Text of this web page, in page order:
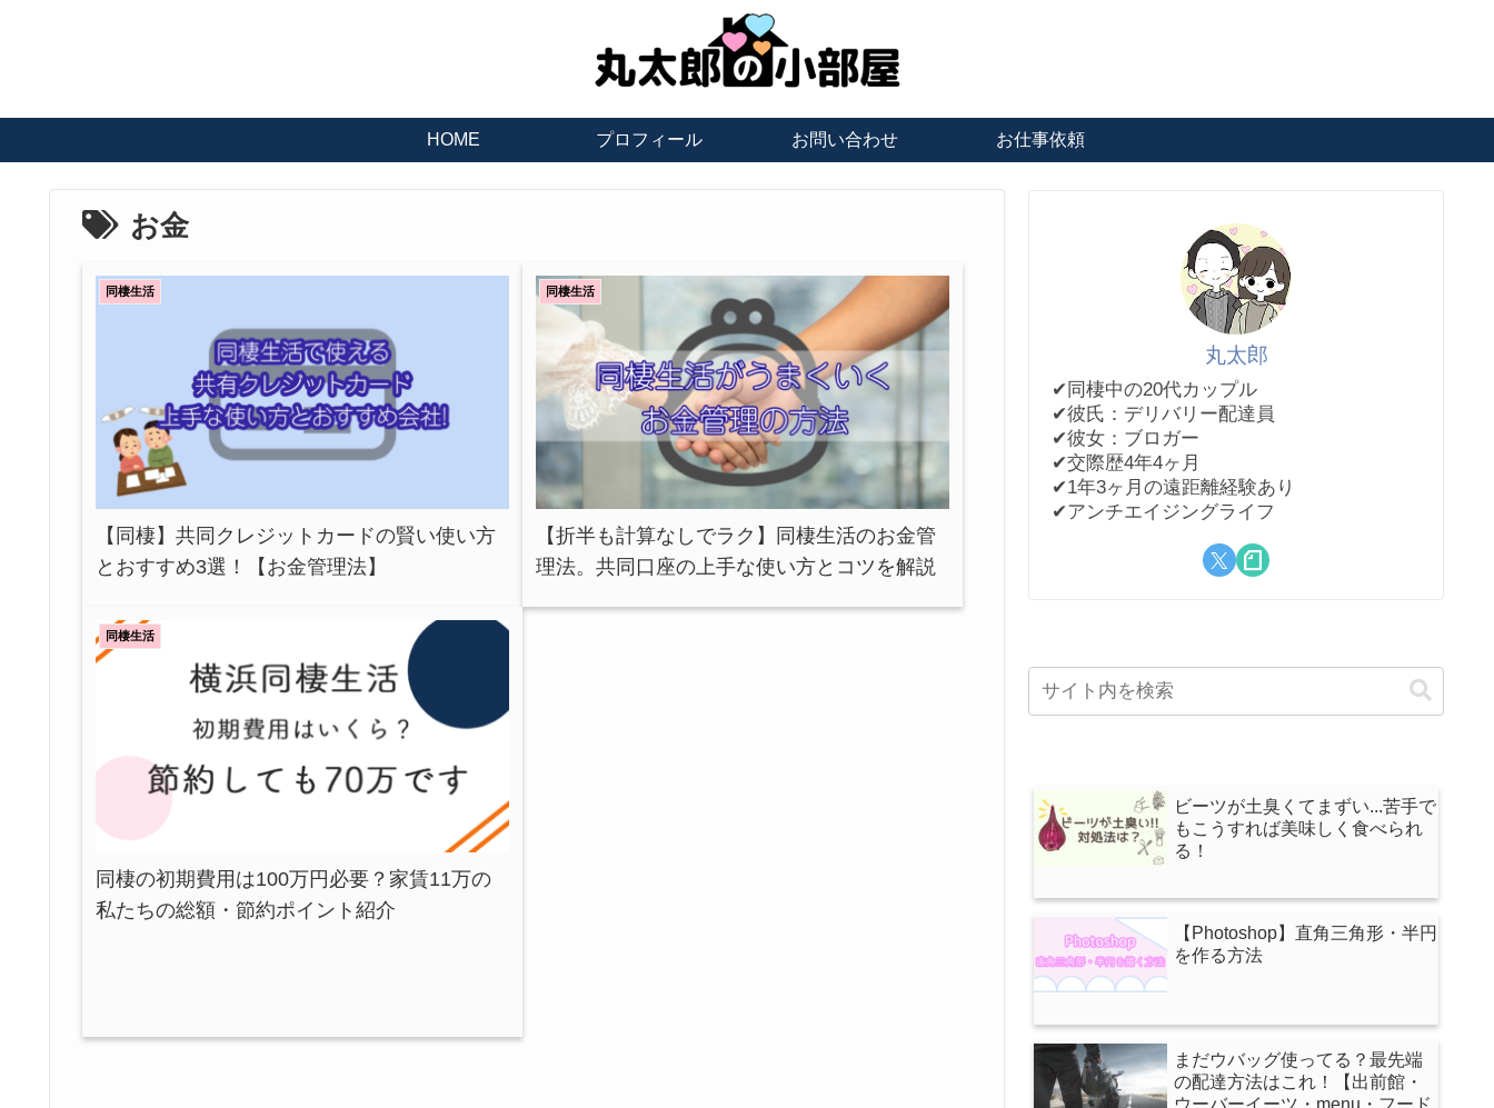
HOME プロフィール お問い合わせ お仕事依頼
お金
同棲生活
【同棲】共同クレジットカードの賢い使い方
とおすすめ3選！【お金管理法】
同棲生活
【折半も計算なしでラク】同棲生活のお金管
理法。共同口座の上手な使い方とコツを解説
同棲生活
同棲の初期費用は100万円必要？家賃11万の
私たちの総額・節約ポイント紹介
丸太郎
✔︎同棲中の20代カップル
✔︎彼氏：デリバリー配達員
✔︎彼女：ブロガー
✔︎交際歴4年4ヶ月
✔︎1年3ヶ月の遠距離経験あり
✔︎アンチエイジングライフ
ビーツが土臭くてまずい...苦手で
もこうすれば美味しく食べられ
る！
【Photoshop】直角三角形・半円
を作る方法
まだウバッグ使ってる？最先端
の配達方法はこれ！【出前館・